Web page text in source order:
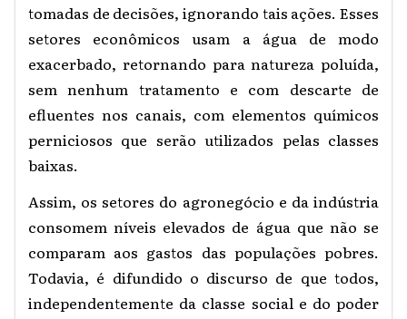
tomadas de decisões, ignorando tais ações. Esses
setores econômicos usam a água de modo
exacerbado, retornando para natureza poluída,
sem nenhum tratamento e com descarte de
efluentes nos canais, com elementos químicos
perniciosos que serão utilizados pelas classes
baixas.
Assim, os setores do agronegócio e da indústria
consomem níveis elevados de água que não se
comparam aos gastos das populações pobres.
Todavia, é difundido o discurso de que todos,
independentemente da classe social e do poder